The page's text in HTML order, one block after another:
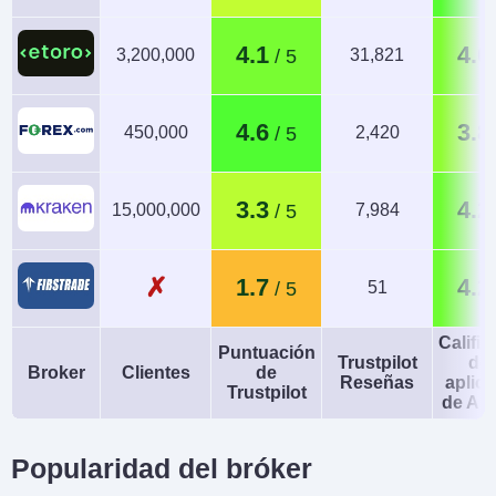
3,200,000 4.1 31,821 4.0
450,000 4.6 2,420 3.8
15,000,000 3.3 7,984 4.2
✗ 1.7 51 4.2
Broker Clientes
Puntuación
de
Trustpilot
Trustpilot
Reseñas
de
de
Popularidad del bróker